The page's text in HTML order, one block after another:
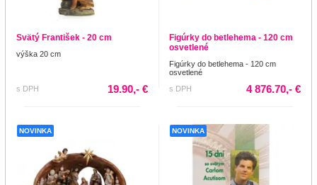
Svätý František - 20 cm
výška 20 cm
s DPH 19.90,- €
Figúrky do betlehema - 120 cm
osvetlené
Figúrky do betlehema - 120 cm
osvetlené
s DPH
4 876.70,- €
NOVINKA NOVINKA